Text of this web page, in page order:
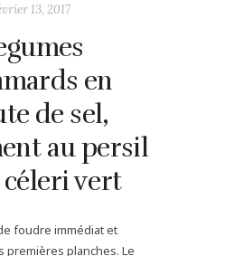
13, 2017
en
de sel,
au persil
céleri vert
foudre immédiat et
premières planches. Le